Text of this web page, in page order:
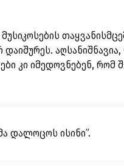
აღსანიშნავია,
კი იმედოვნებენ, რომ
დალოცოს ისინი”.